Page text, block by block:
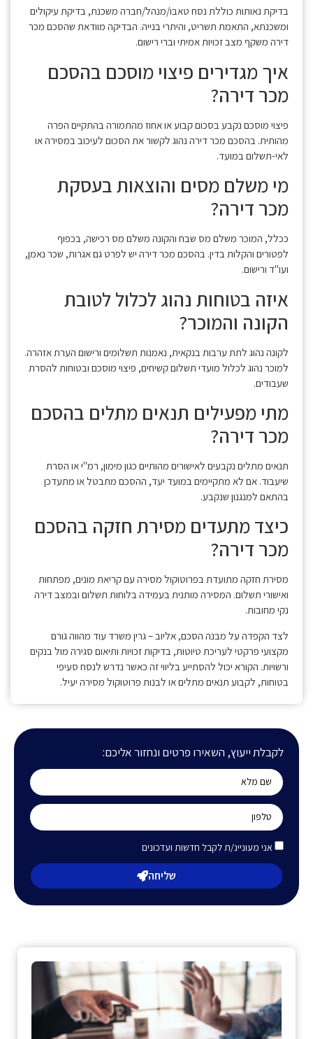
לקבלת ייעוץ, השאירו פרטים ונחזור אליכם:
אני מעוניינ/ת לקבל חדשות ועדכונים
שליחה
בדיקת נאותות כוללת נסח טאבו/מנהל/חברה משכנת, בדיקת עיקולים
ומשכנתא, התאמת תשריט, והיתרי בנייה. הבדיקה מוודאת שהסכם מכר
דירה משקף מצב זכויות אמיתי וברי רישום.
איך מגדירים פיצוי מוסכם בהסכם
מכר דירה?
פיצוי מוסכם נקבע בסכום קבוע או אחוז מהתמורה בהתקיים הפרה
מהותית. בהסכם מכר דירה נהוג לקשור את הסכום לעיכוב במסירה או
לאי-תשלום במועד.
מי משלם מסים והוצאות בעסקת
מכר דירה?
ככלל, המוכר משלם מס שבח והקונה משלם מס רכישה, בכפוף
לפטורים והקלות בדין. בהסכם מכר דירה יש לפרט גם אגרות, שכר נאמן,
ועו"ד ורישום.
איזה בטוחות נהוג לכלול לטובת
הקונה והמוכר?
לקונה נהוג לתת ערבות בנקאית, נאמנות תשלומים ורישום הערת אזהרה.
למוכר נהוג לכלול מועדי תשלום קשיחים, פיצוי מוסכם ובטוחות להסרת
שעבודים.
מתי מפעילים תנאים מתלים בהסכם
מכר דירה?
תנאים מתלים נקבעים לאישורים מהותיים כגון מימון, רמ"י או הסרת
שיעבוד. אם לא מתקיימים במועד יעד, ההסכם מתבטל או מתעדכן
בהתאם למנגנון שנקבע.
כיצד מתעדים מסירת חזקה בהסכם
מכר דירה?
מסירת חזקה מתועדת בפרוטוקול מסירה עם קריאת מונים, מפתחות
ואישורי תשלום. המסירה מותנית בעמידה בלוחות תשלום ובמצב דירה
נקי מחובות.
לצד הקפדה על מבנה הסכם, אליוב – גרין משרד עוד מהווה גורם
מקצועי פרקטי לעריכת טיוטות, בדיקות זכויות ותיאום סגירה מול בנקים
ורשויות. הקורא יכול להסתייע בליווי זה כאשר נדרש לנסח סעיפי
בטוחות, לקבוע תנאים מתלים או לבנות פרוטוקול מסירה יעיל.